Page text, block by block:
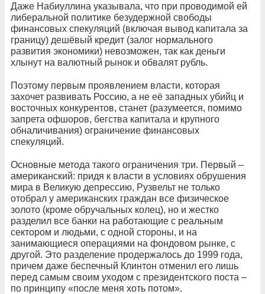
Даже Набиуллина указывала, что при проводимой ей
либеральной политике безудержной свободы
финансовых спекуляций (включая вывод капитала за
границу) дешёвый кредит (залог нормального
развития экономики) невозможен, так как деньги
хлынут на валютный рынок и обвалят рубль.
Поэтому первым проявлением власти, которая
захочет развивать Россию, а не её западных убийц и
восточных конкурентов, станет (разумеется, помимо
запрета офшоров, бегства капитала и крупного
обналичивания) ограничение финансовых
спекуляций.
Основные метода такого ограничения три. Первый –
американский: придя к власти в условиях обрушения
мира в Великую депрессию, Рузвельт не только
отобрал у американских граждан все физическое
золото (кроме обручальных колец), но и жестко
разделил все банки на работающие с реальным
сектором и людьми, с одной стороны, и на
занимающиеся операциями на фондовом рынке, с
другой. Это разделение продержалось до 1999 года,
причем даже беспечный Клинтон отменил его лишь
перед самым своим уходом с президентского поста –
по принципу «после меня хоть потом».